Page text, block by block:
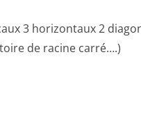
3 horizontaux 2
de racine carré….)